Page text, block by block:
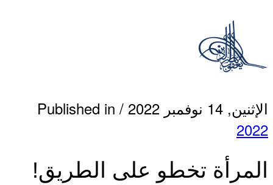
الإثنين, 14 نوفمبر 2022 /
Published in
2022
المرأة تخطو على الطريق!